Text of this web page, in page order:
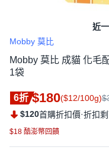
近
Mobby 莫比
Mobby 莫比 成貓 化毛
1袋
6折 $180($12/100g)
$120首購折扣價·折扣
$18 酷澎幣回饋